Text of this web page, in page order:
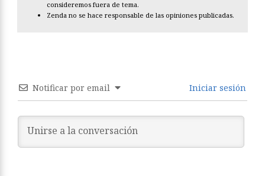
consideremos fuera de tema.
Zenda no se hace responsable de las opiniones publicadas.
Notificar por email Iniciar sesión